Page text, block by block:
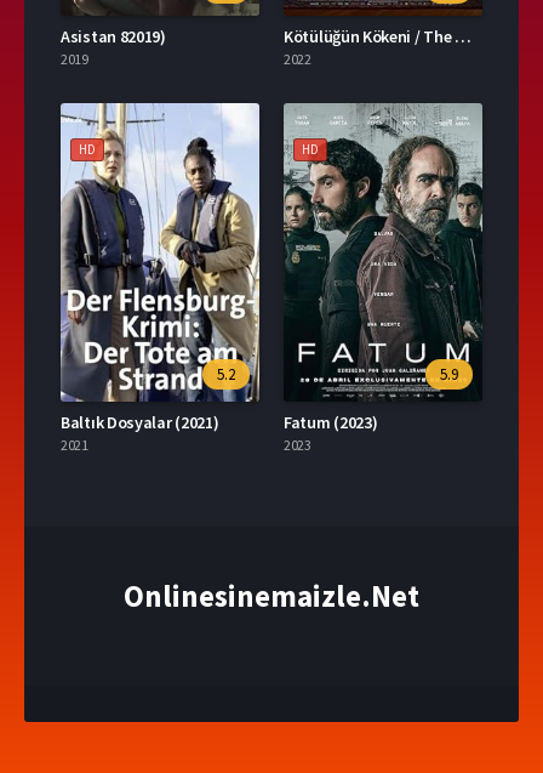
Asistan 82019)
2019
Kötülüğün Kökeni / The Origin of Evil
2022
HD
5.2
Baltık Dosyalar (2021)
2021
HD
5.9
Fatum (2023)
2023
Onlinesinemaizle.Net